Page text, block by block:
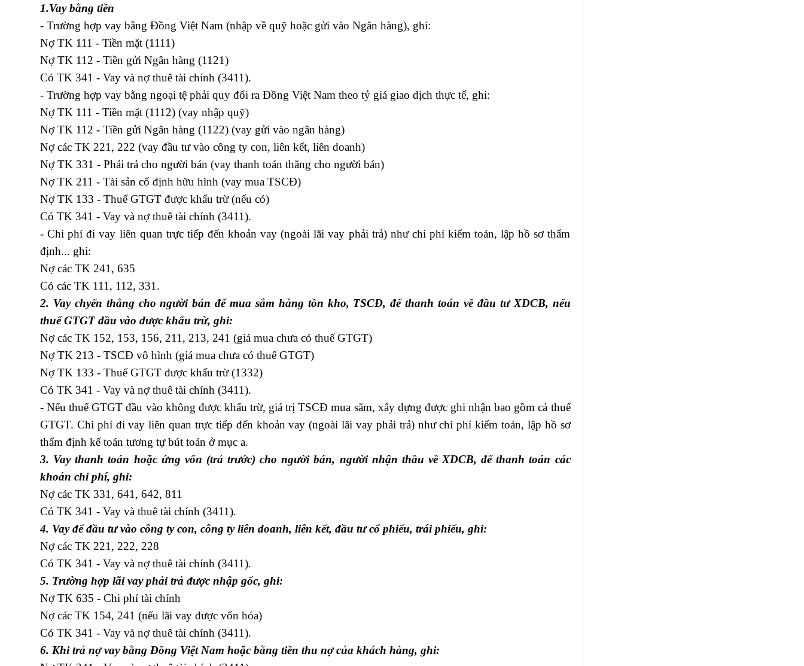
1.Vay bằng tiền
- Trường hợp vay bằng Đồng Việt Nam (nhập về quỹ hoặc gửi vào Ngân hàng), ghi:
Nợ TK 111 - Tiền mặt (1111)
Nợ TK 112 - Tiền gửi Ngân hàng (1121)
Có TK 341 - Vay và nợ thuê tài chính (3411).
- Trường hợp vay bằng ngoại tệ phải quy đổi ra Đồng Việt Nam theo tỷ giá giao dịch thực tế, ghi:
Nợ TK 111 - Tiền mặt (1112) (vay nhập quỹ)
Nợ TK 112 - Tiền gửi Ngân hàng (1122) (vay gửi vào ngân hàng)
Nợ các TK 221, 222 (vay đầu tư vào công ty con, liên kết, liên doanh)
Nợ TK 331 - Phải trả cho người bán (vay thanh toán thẳng cho người bán)
Nợ TK 211 - Tài sản cố định hữu hình (vay mua TSCĐ)
Nợ TK 133 - Thuế GTGT được khấu trừ (nếu có)
Có TK 341 - Vay và nợ thuê tài chính (3411).
- Chi phí đi vay liên quan trực tiếp đến khoản vay (ngoài lãi vay phải trả) như chi phí kiểm toán, lập hồ sơ thẩm
định... ghi:
Nợ các TK 241, 635
Có các TK 111, 112, 331.
2. Vay chyển thẳng cho người bán để mua sắm hàng tồn kho, TSCĐ, để thanh toán về đầu tư XDCB, nếu
thuế GTGT đầu vào được khấu trừ, ghi:
Nợ các TK 152, 153, 156, 211, 213, 241 (giá mua chưa có thuế GTGT)
Nợ TK 213 - TSCĐ vô hình (giá mua chưa có thuế GTGT)
Nợ TK 133 - Thuế GTGT được khấu trừ (1332)
Có TK 341 - Vay và nợ thuê tài chính (3411).
- Nếu thuế GTGT đầu vào không được khấu trừ, giá trị TSCĐ mua sắm, xây dựng được ghi nhận bao gồm cả thuế
GTGT. Chi phí đi vay liên quan trực tiếp đến khoản vay (ngoài lãi vay phải trả) như chi phí kiểm toán, lập hồ sơ
thẩm định kế toán tương tự bút toán ở mục a.
3. Vay thanh toán hoặc ứng vốn (trả trước) cho người bán, người nhận thầu về XDCB, để thanh toán các
khoản chi phí, ghi:
Nợ các TK 331, 641, 642, 811
Có TK 341 - Vay và thuê tài chính (3411).
4. Vay để đầu tư vào công ty con, công ty liên doanh, liên kết, đầu tư cổ phiếu, trái phiếu, ghi:
Nợ các TK 221, 222, 228
Có TK 341 - Vay và nợ thuê tài chính (3411).
5. Trường hợp lãi vay phải trả được nhập gốc, ghi:
Nợ TK 635 - Chi phí tài chính
Nợ các TK 154, 241 (nếu lãi vay được vốn hóa)
Có TK 341 - Vay và nợ thuê tài chính (3411).
6. Khi trả nợ vay bằng Đồng Việt Nam hoặc bằng tiền thu nợ của khách hàng, ghi: